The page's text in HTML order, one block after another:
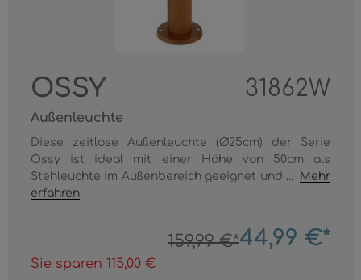
OSSY 31862W
Außenleuchte
Diese zeitlose Außenleuchte (Ø25cm) der Serie
Ossy ist ideal mit einer Höhe von 50cm als
Stehleuchte im Außenbereich geeignet und ...
Mehr
erfahren
159,99 €*44,99 €*
Sie sparen 115,00 €